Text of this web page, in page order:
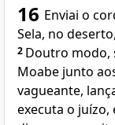
16 Enviai o
Sela, no
2 Doutro modo,
Moabe junto
vagueante,
executa o